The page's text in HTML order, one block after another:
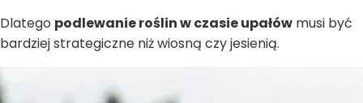
Dlatego podlewanie roślin w czasie upałów musi być
bardziej strategiczne niż wiosną czy jesienią.